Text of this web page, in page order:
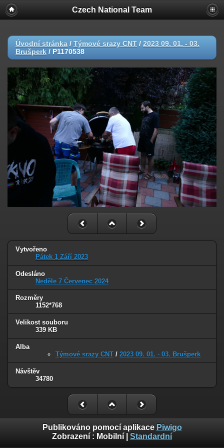
Czech National Team
Úvodní stránka / Týmové srazy CNT / 2023 09. 01. - 03.
Brušperk / P1170538
Vytvořeno
Pátek 1 Září 2023
Odesláno
Neděle 7 Červenec 2024
Rozměry
1152*768
Velikost souboru
339 KB
Alba
Týmové srazy CNT / 2023 09. 01. - 03. Brušperk
Návštěv
34780
Publikováno pomocí aplikace Piwigo
Zobrazení : Mobilní Standardní